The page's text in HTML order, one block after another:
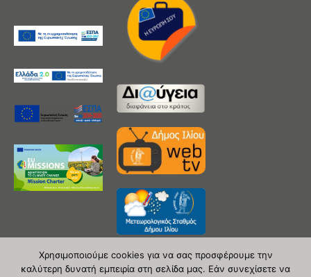
Χρησιμοποιούμε cookies για να σας προσφέρουμε την
καλύτερη δυνατή εμπειρία στη σελίδα μας. Εάν συνεχίσετε να